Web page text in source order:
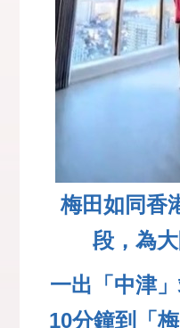
梅田如同香
段，為
一出「中津
10分鐘到「